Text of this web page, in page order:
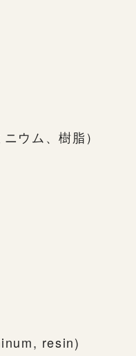
ウム、樹脂）
resin)